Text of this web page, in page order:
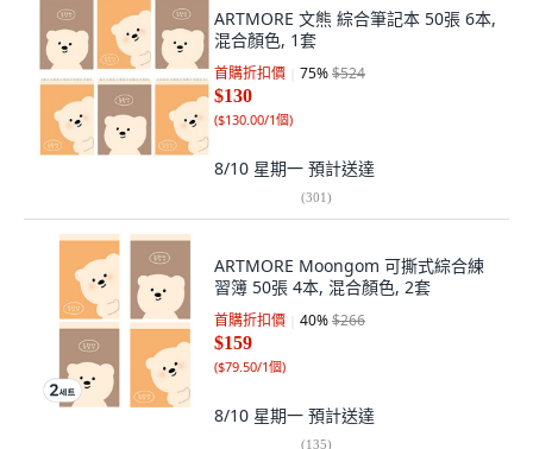
ARTMORE 文熊 綜合筆記本 50張 6本,
混合顏色, 1套
首購折扣價 75%$524
$130
($130.00/1個)
8/10 星期一 預計送達
(301)
ARTMORE Moongom 可撕式綜合練
習簿 50張 4本, 混合顏色, 2套
首購折扣價 40%$266
$159
($79.50/1個)
8/10 星期一 預計送達
(135)